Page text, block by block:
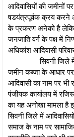
आदिवासियों की जमीनों
षडयंत्रपूर्वक क्रय करने
के प्रकरण अनेको है लेकिन
जनजाति वर्ग के पक्ष में
अधिकांश आदिवासी
सिवनी जिले
जमीन कब्जा के आधार पर
आदिवासी का नाम पर भी
पंजीयक कार्यालय में
का यह अनोखा मामला है
सिवनी जिले में
समाज के नाम पर